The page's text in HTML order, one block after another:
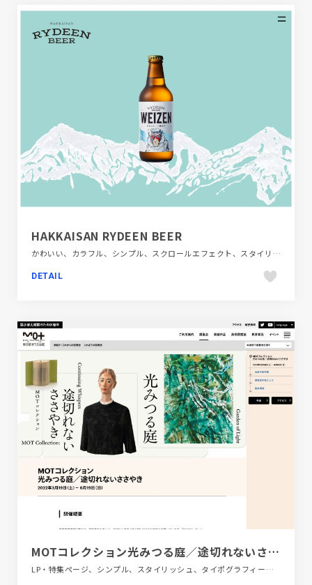
HAKKAISAN RYDEEN BEER
かわいい、カラフル、シンプル、スクロールエフェクト、スタイリッシュ、ナチュラル、フラットデザイン、ブランド・サービスサイト、ホワイト系、ポップ、大きめ写真、手書き・ハンドメイド、飲料・食品
DETAIL
MOTコレクション光みつる庭／途切れないささやき | 展覧会 | 東京都現代美術館｜MUSEUM OF CONTEMPORARY ART TOKYO
LP・特集ページ、シンプル、スタイリッシュ、タイポグラフィー、デザイン・アート・音楽・文芸、フラットデザイン、ベージュ・ゴールド系、ホワイト系、大きめ写真、施設・店舗サイト